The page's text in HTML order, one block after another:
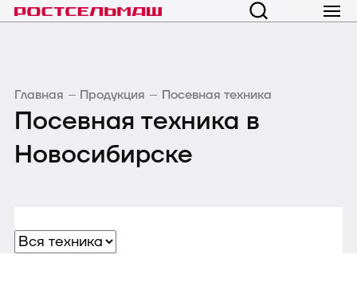
Главная Продукция Посевная техника
Посевная техника в
Новосибирске